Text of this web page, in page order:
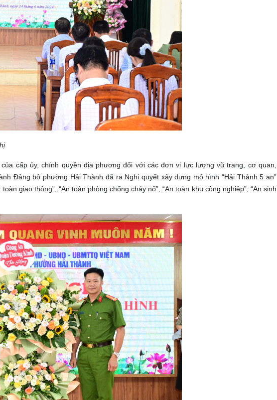
cấp ủy, chính quyền địa phương đối với các đơn vị lực lượng vũ trang, cơ quan,
Đảng bộ phường Hải Thành đã ra Nghị quyết xây dựng mô hình “Hải Thành 5 an”
giao thông”, “An toàn phòng chống cháy nổ”, “An toàn khu công nghiệp”, “An sinh